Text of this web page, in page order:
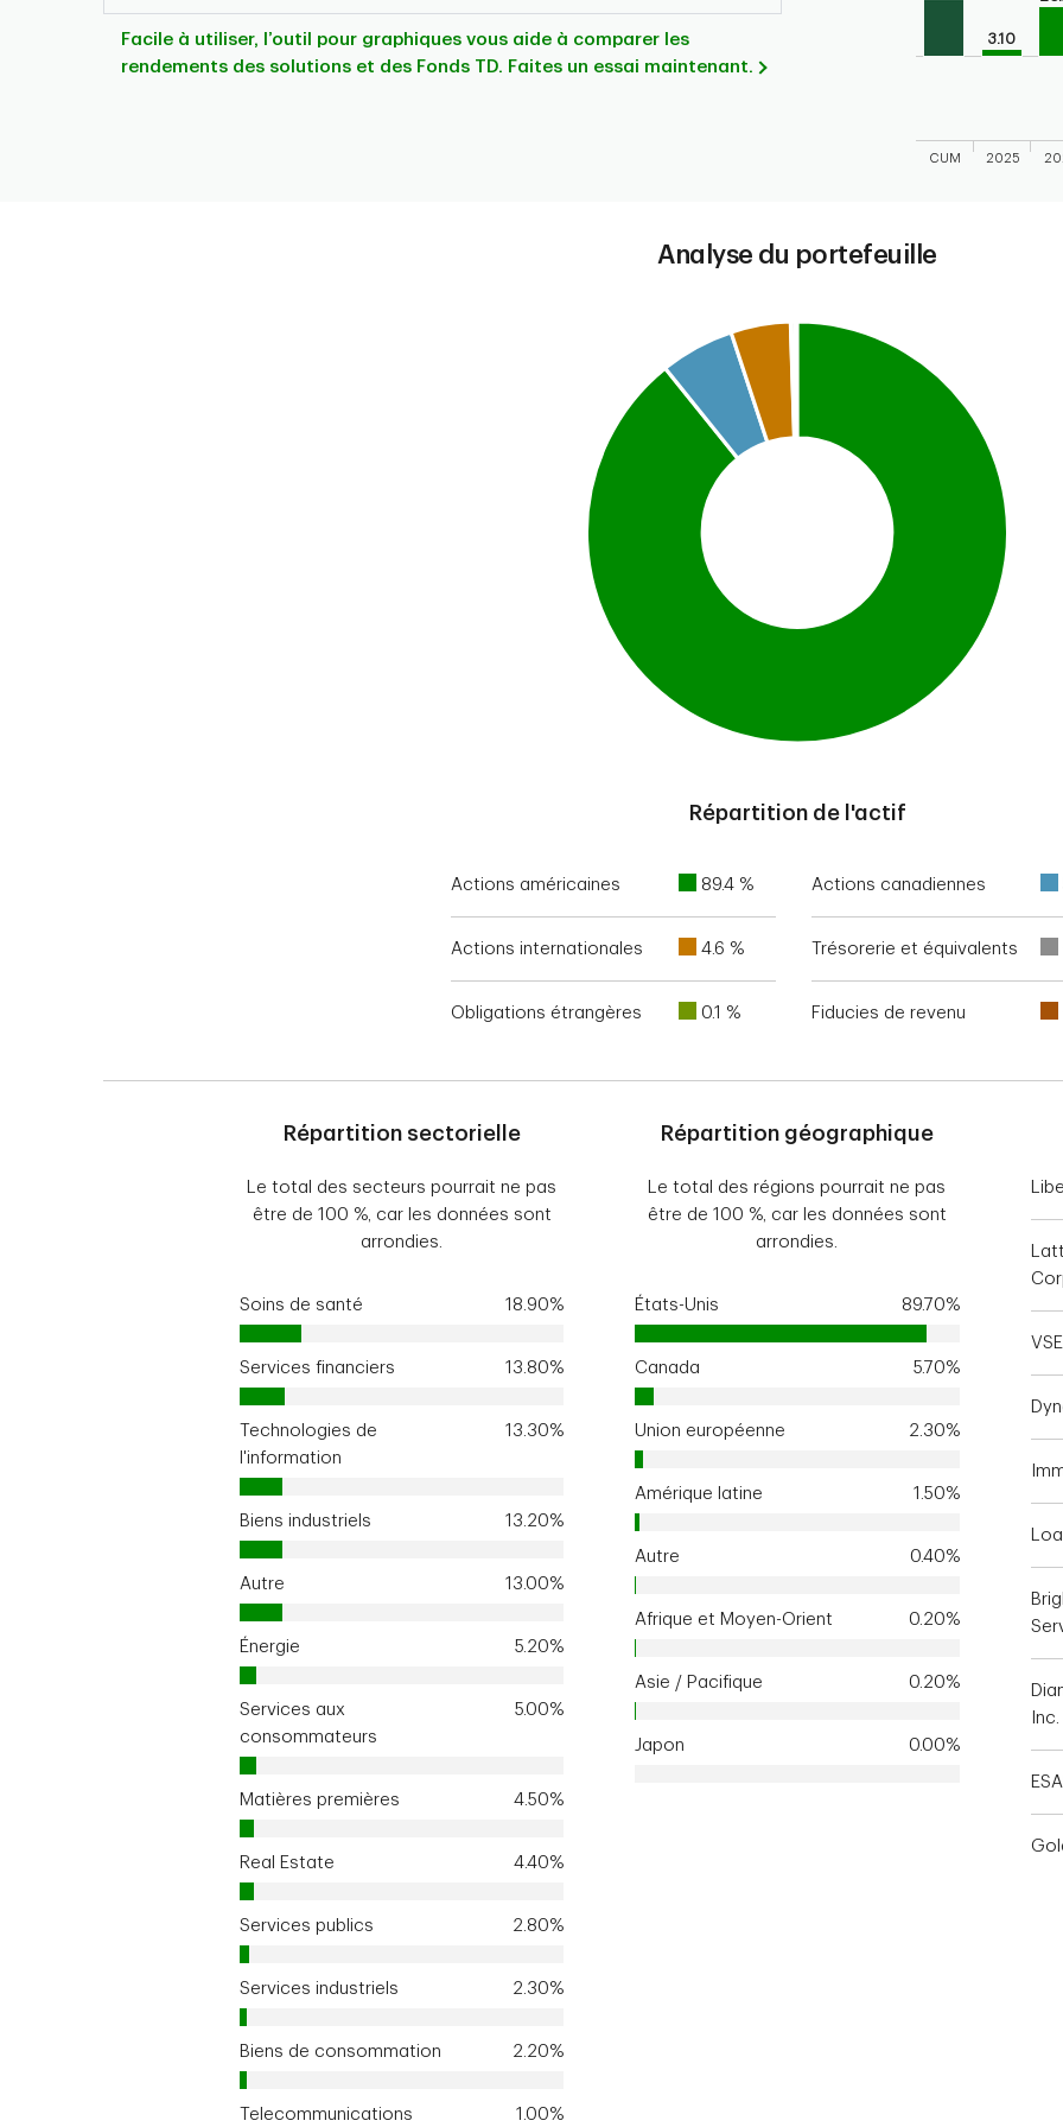
Facile à utiliser, l’outil pour graphiques vous aide à comparer les
rendements des solutions et des Fonds TD. Faites un essai maintenant.
The chart has 1
The chart has 1
3.10
CUM 2025
Analyse du portefeuille
Répartition de l'actif
Actions américaines 89.4 % Actions canadiennes
Actions internationales 4.6 % Trésorerie et équivalents
Obligations étrangères 0.1 % Fiducies de revenu
Répartition sectorielle
Le total des secteurs pourrait ne pas
être de 100 %, car les données sont
arrondies.
Soins de santé 18.90%
Services financiers 13.80%
Technologies de
l'information
13.30%
Biens industriels 13.20%
Autre 13.00%
Énergie 5.20%
Services aux
consommateurs
5.00%
Matières premières 4.50%
Real Estate 4.40%
Services publics 2.80%
Services industriels 2.30%
Biens de consommation 2.20%
Telecommunications 1.00%
Répartition géographique
Le total des régions pourrait ne pas
être de 100 %, car les données sont
arrondies.
États-Unis 89.70%
Canada 5.70%
Union européenne 2.30%
Amérique latine 1.50%
Autre 0.40%
Afrique et Moyen-Orient 0.20%
Asie / Pacifique 0.20%
Japon 0.00%
Inc.